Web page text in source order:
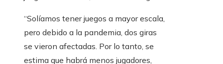
“Solíamos tener juegos a mayor escala,
pero debido a la pandemia, dos giras
se vieron afectadas. Por lo tanto, se
estima que habrá menos jugadores,